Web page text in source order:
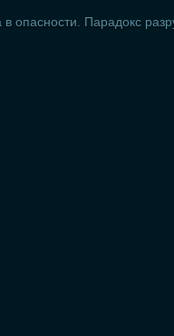
в опасности. Парадокс